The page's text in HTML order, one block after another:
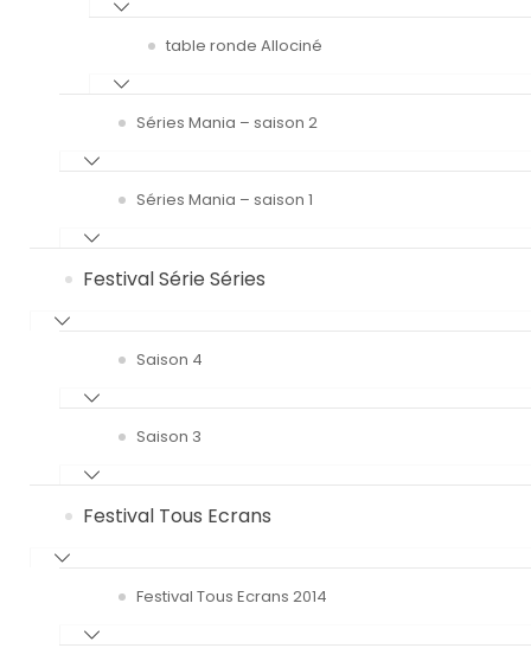
table ronde Allociné
Séries Mania – saison 2
Séries Mania – saison 1
Festival Série Séries
Saison 4
Saison 3
Festival Tous Ecrans
Festival Tous Ecrans 2014